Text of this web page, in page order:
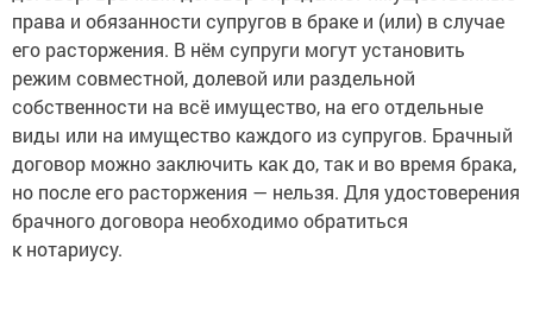
права и обязанности супругов в браке и (или) в случае
его расторжения. В нём супруги могут установить
режим совместной, долевой или раздельной
собственности на всё имущество, на его отдельные
виды или на имущество каждого из супругов. Брачный
договор можно заключить как до, так и во время брака,
но после его расторжения — нельзя. Для удостоверения
брачного договора необходимо обратиться
к нотариусу.